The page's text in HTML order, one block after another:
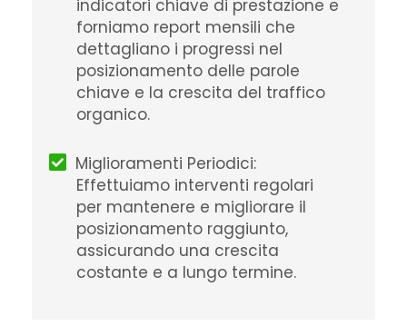
indicatori chiave di prestazione e
forniamo report mensili che
dettagliano i progressi nel
posizionamento delle parole
chiave e la crescita del traffico
organico.
Miglioramenti Periodici:
Effettuiamo interventi regolari
per mantenere e migliorare il
posizionamento raggiunto,
assicurando una crescita
costante e a lungo termine.